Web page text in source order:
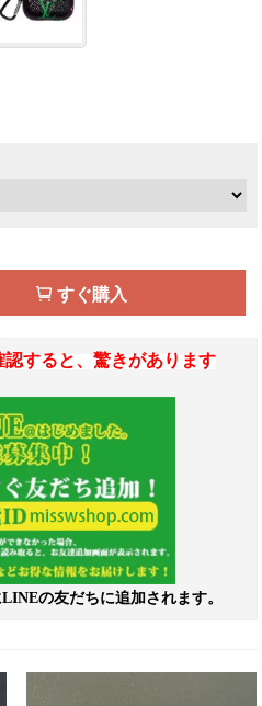
すぐ購入
すると、驚きがあります
の友だちに追加されます。